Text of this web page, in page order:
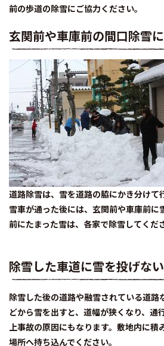
前の歩道の除雪にご協力ください。
玄関前や車庫前の間口除雪
道路除雪は、雪を道路の脇にかき分けて
雪車が通った後には、玄関前や車庫前に
前にたまった雪は、各家で除雪してくだ
除雪した車道に雪を投げな
除雪した後の道路や融雪されている道路
どから雪を出すと、道幅が狭くなり、通
上事故の原因にもなります。敷地内に積
場所へ持ち込んでください。